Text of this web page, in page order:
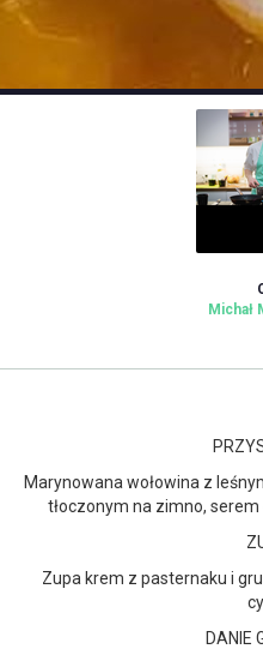
Michał
Marynowana wołowina z
tłoczonym na zimno,
Zupa krem z pasternaku i
DANIE